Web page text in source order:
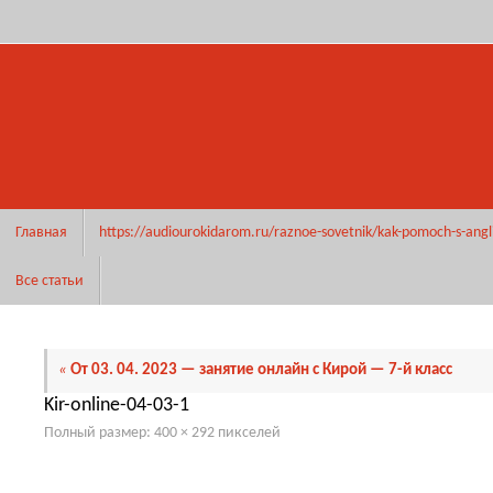
к
Главная https://audiourokidarom.ru/raznoe-sovetnik/kak-pomoch-s-
Все статьи
« От 03. 04. 2023 — занятие онлайн с Кирой — 7-й класс
Kir-online-04-03-1
Полный размер: 400 × 292 пикселей